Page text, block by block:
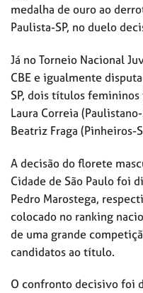
medalha de ouro ao
Paulista-SP, no duelo
Já no Torneio Nacional
CBE e igualmente
SP, dois títulos
Laura Correia
Beatriz Fraga (Pinheiros-
A decisão do florete
Cidade de São Paulo foi
Pedro Marostega,
colocado no ranking
de uma grande
candidatos ao título.
O confronto decisivo foi